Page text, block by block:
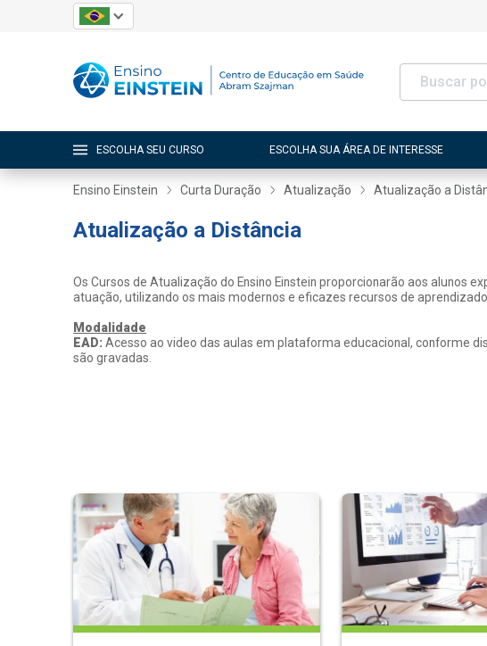
ESCOLHA SEU CURSO ESCOLHA SUA ÁREA DE INTERESSE
Ensino Einstein Curta Duração Atualização Atualização a
Atualização a Distância
Os Cursos de Atualização do Ensino Einstein proporcionarão aos alunos
atuação, utilizando os mais modernos e eficazes recursos de
Modalidade
EAD:Acesso ao video das aulas em plataforma educacional, conforme
são gravadas.